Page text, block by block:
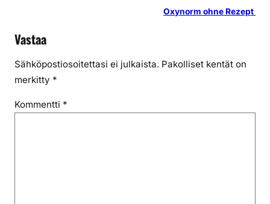
Oxynorm ohne Rezept
Vastaa
Sähköpostiosoitettasi ei julkaista. Pakolliset kentät on
merkitty *
Kommentti *